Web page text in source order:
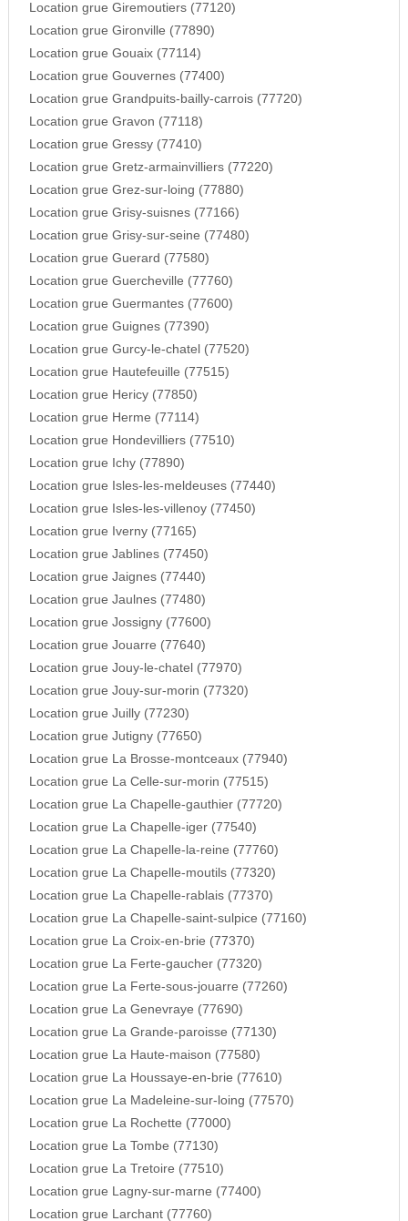
Location grue Giremoutiers (77120)
Location grue Gironville (77890)
Location grue Gouaix (77114)
Location grue Gouvernes (77400)
Location grue Grandpuits-bailly-carrois (77720)
Location grue Gravon (77118)
Location grue Gressy (77410)
Location grue Gretz-armainvilliers (77220)
Location grue Grez-sur-loing (77880)
Location grue Grisy-suisnes (77166)
Location grue Grisy-sur-seine (77480)
Location grue Guerard (77580)
Location grue Guercheville (77760)
Location grue Guermantes (77600)
Location grue Guignes (77390)
Location grue Gurcy-le-chatel (77520)
Location grue Hautefeuille (77515)
Location grue Hericy (77850)
Location grue Herme (77114)
Location grue Hondevilliers (77510)
Location grue Ichy (77890)
Location grue Isles-les-meldeuses (77440)
Location grue Isles-les-villenoy (77450)
Location grue Iverny (77165)
Location grue Jablines (77450)
Location grue Jaignes (77440)
Location grue Jaulnes (77480)
Location grue Jossigny (77600)
Location grue Jouarre (77640)
Location grue Jouy-le-chatel (77970)
Location grue Jouy-sur-morin (77320)
Location grue Juilly (77230)
Location grue Jutigny (77650)
Location grue La Brosse-montceaux (77940)
Location grue La Celle-sur-morin (77515)
Location grue La Chapelle-gauthier (77720)
Location grue La Chapelle-iger (77540)
Location grue La Chapelle-la-reine (77760)
Location grue La Chapelle-moutils (77320)
Location grue La Chapelle-rablais (77370)
Location grue La Chapelle-saint-sulpice (77160)
Location grue La Croix-en-brie (77370)
Location grue La Ferte-gaucher (77320)
Location grue La Ferte-sous-jouarre (77260)
Location grue La Genevraye (77690)
Location grue La Grande-paroisse (77130)
Location grue La Haute-maison (77580)
Location grue La Houssaye-en-brie (77610)
Location grue La Madeleine-sur-loing (77570)
Location grue La Rochette (77000)
Location grue La Tombe (77130)
Location grue La Tretoire (77510)
Location grue Lagny-sur-marne (77400)
Location grue Larchant (77760)